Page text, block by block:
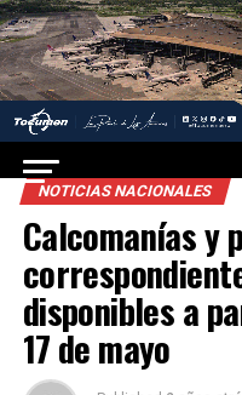
NOTICIAS NACIONALES
Calcomanías y
disponibles a
17 de mayo